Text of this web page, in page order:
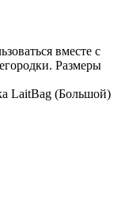
вместе с
Размеры
LaitBag (Большой)